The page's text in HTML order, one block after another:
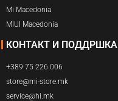
Mi Macedonia
MIUI Macedonia
КОНТАКТ И ПОДДРШКА
+389 75 226 006
store@mi-store.mk
service@hi.mk